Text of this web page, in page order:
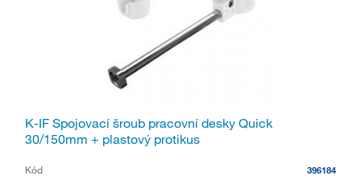
K-IF Spojovací šroub pracovní desky Quick
30/150mm + plastový protikus
Kód 396184